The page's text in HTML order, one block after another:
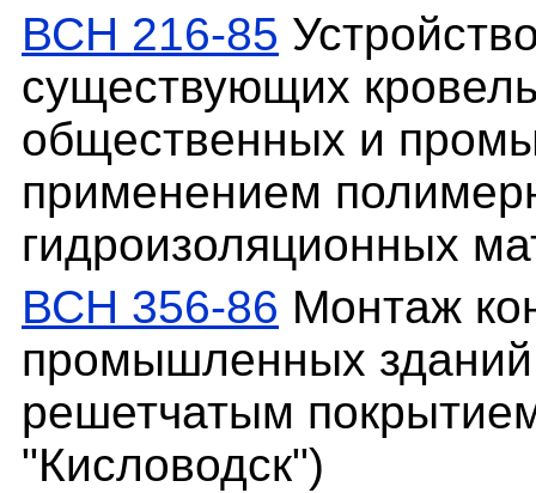
ВСН 216-85
существующих
общественных и
применением
гидроизоляционных
ВСН 356-86 Монтаж
промышленных
решетчатым
"Кисловодск")